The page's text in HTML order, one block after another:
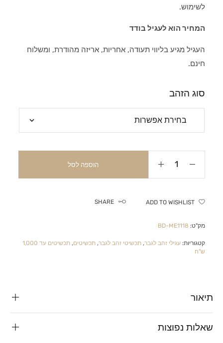
לשימוש.
המחיר הוא לעגיל בודד
העגיל מגיע בליווי תעודה, אחריות, אריזה מהודרת, ומשלוח
חינם.
סוג הזהב
הוספה לסל
ADD TO WISHLIST
SHARE
מק"ט: BD-ME1118
קטגוריות:עגילי זהב לגבר,תכשיטי זהב לגבר,תכשיטים,
תכשיטים עד 1,000
ש"ח
תיאור
שאלות נפוצות